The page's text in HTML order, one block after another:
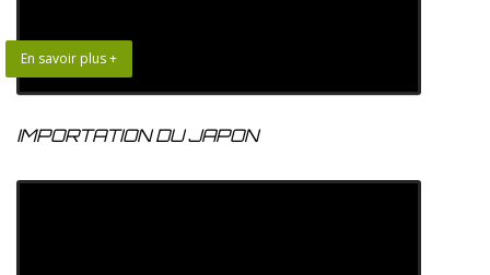
En savoir plus +
IMPORTATION DU JAPON